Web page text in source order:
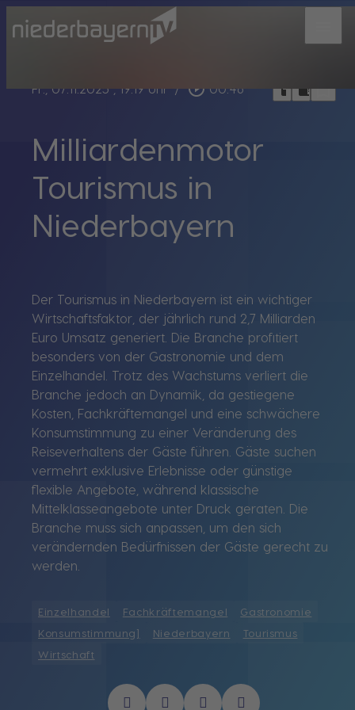
Fr., 07.11.2025, 19:19 Uhr / play_circle_outline 00:46 headphoneschrome_reader_modebookmark_border
Milliardenmotor
Tourismus in
Niederbayern
Der Tourismus in Niederbayern ist ein wichtiger
Wirtschaftsfaktor, der jährlich rund 2,7 Milliarden
Euro Umsatz generiert. Die Branche profitiert
besonders von der Gastronomie und dem
Einzelhandel. Trotz des Wachstums verliert die
Branche jedoch an Dynamik, da gestiegene
Kosten, Fachkräftemangel und eine schwächere
Konsumstimmung zu einer Veränderung des
Reiseverhaltens der Gäste führen. Gäste suchen
vermehrt exklusive Erlebnisse oder günstige
flexible Angebote, während klassische
Mittelklasseangebote unter Druck geraten. Die
Branche muss sich anpassen, um den sich
verändernden Bedürfnissen der Gäste gerecht zu
werden.
Einzelhandel Fachkräftemangel
Gastronomie
Konsumstimmung]
Niederbayern
Tourismus
Wirtschaft